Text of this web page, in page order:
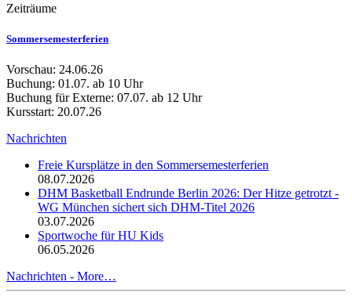
Zeiträume
Sommersemesterferien
Vorschau: 24.06.26
Buchung: 01.07. ab 10 Uhr
Buchung für Externe: 07.07. ab 12 Uhr
Kursstart: 20.07.26
Nachrichten
Freie Kursplätze in den Sommersemesterferien
08.07.2026
DHM Basketball Endrunde Berlin 2026: Der Hitze getrotzt -
WG München sichert sich DHM-Titel 2026
03.07.2026
Sportwoche für HU Kids
06.05.2026
Nachrichten - More…